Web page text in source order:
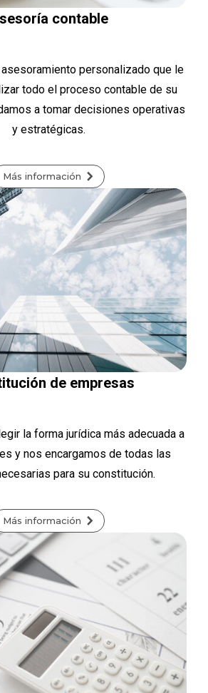
contable
personalizado que le
todo el proceso contable de su
a tomar decisiones operativas
y estratégicas.
Más información
de empresas
la forma jurídica más adecuada a
y nos encargamos de todas las
para su constitución.
Más información